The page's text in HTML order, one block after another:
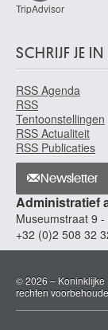
TripAdvisor
SCHRIJF JE IN
RSS Agenda
RSS
Tentoonstellingen
RSS Actualiteit
RSS Publicaties
Newsletter
Administratief
Museumstraat 9
+32 (0)2 508 32
© 2026 – Koninklijke
rechten